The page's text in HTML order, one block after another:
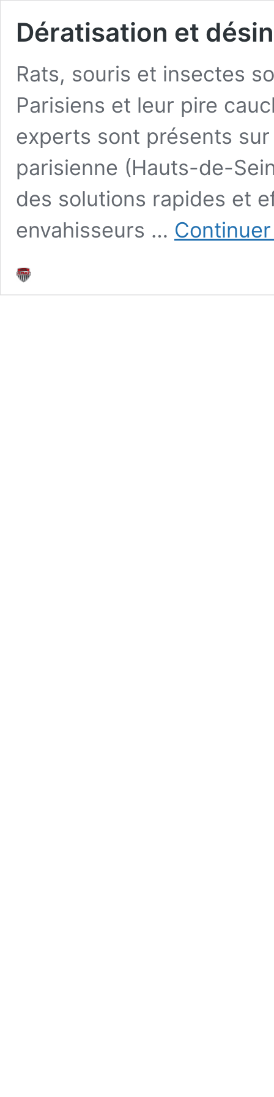
Dératisation et
Rats, souris et insectes
Parisiens et leur pire
experts sont présents
parisienne (Hauts-de-
des solutions rapides et
envahisseurs …